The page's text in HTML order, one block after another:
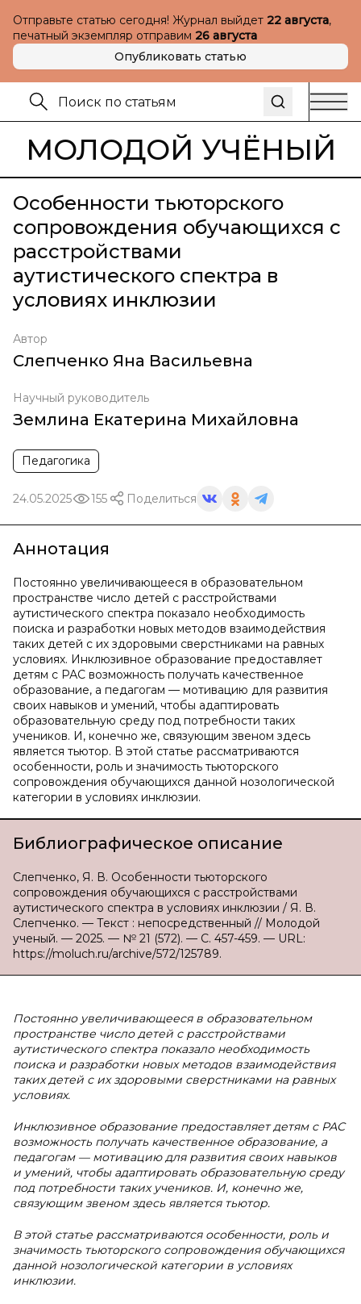
Отправьте статью сегодня! Журнал выйдет 22 августа,
печатный экземпляр отправим 26 августа
Опубликовать статью
МОЛОДОЙ УЧЁНЫЙ
Особенности тьюторского
сопровождения обучающихся с
расстройствами
аутистического спектра в
условиях инклюзии
Автор
Слепченко Яна Васильевна
Научный руководитель
Землина Екатерина Михайловна
Педагогика
24.05.2025 155 Поделиться
Аннотация
Постоянно увеличивающееся в образовательном
пространстве число детей с расстройствами
аутистического спектра показало необходимость
поиска и разработки новых методов взаимодействия
таких детей с их здоровыми сверстниками на равных
условиях. Инклюзивное образование предоставляет
детям с РАС возможность получать качественное
образование, а педагогам — мотивацию для развития
своих навыков и умений, чтобы адаптировать
образовательную среду под потребности таких
учеников. И, конечно же, связующим звеном здесь
является тьютор. В этой статье рассматриваются
особенности, роль и значимость тьюторского
сопровождения обучающихся данной нозологической
категории в условиях инклюзии.
Библиографическое описание
Слепченко, Я. В. Особенности тьюторского
сопровождения обучающихся с расстройствами
аутистического спектра в условиях инклюзии / Я. В.
Слепченко. — Текст : непосредственный // Молодой
ученый. — 2025. — № 21 (572). — С. 457-459. — URL:
https://moluch.ru/archive/572/125789.
Постоянно увеличивающееся в образовательном
пространстве число детей с расстройствами
аутистического спектра показало необходимость
поиска и разработки новых методов взаимодействия
таких детей с их здоровыми сверстниками на равных
условиях.
Инклюзивное образование предоставляет детям с РАС
возможность получать качественное образование, а
педагогам — мотивацию для развития своих навыков
и умений, чтобы адаптировать образовательную среду
под потребности таких учеников. И, конечно же,
связующим звеном здесь является тьютор.
В этой статье рассматриваются особенности, роль и
значимость тьюторского сопровождения обучающихся
данной нозологической категории в условиях
инклюзии.